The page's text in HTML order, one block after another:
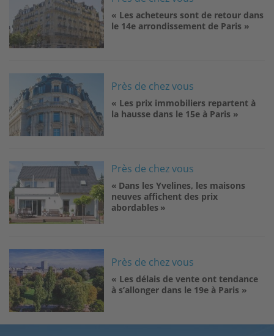
« Les acheteurs sont de retour dans
le 14e arrondissement de Paris »
Près de chez vous
« Les prix immobiliers repartent à
la hausse dans le 15e à Paris »
Image Près de chez vous
« Dans les Yvelines, les maisons
neuves affichent des prix
abordables »
Image
Près de chez vous
« Les délais de vente ont tendance
à s’allonger dans le 19e à Paris »